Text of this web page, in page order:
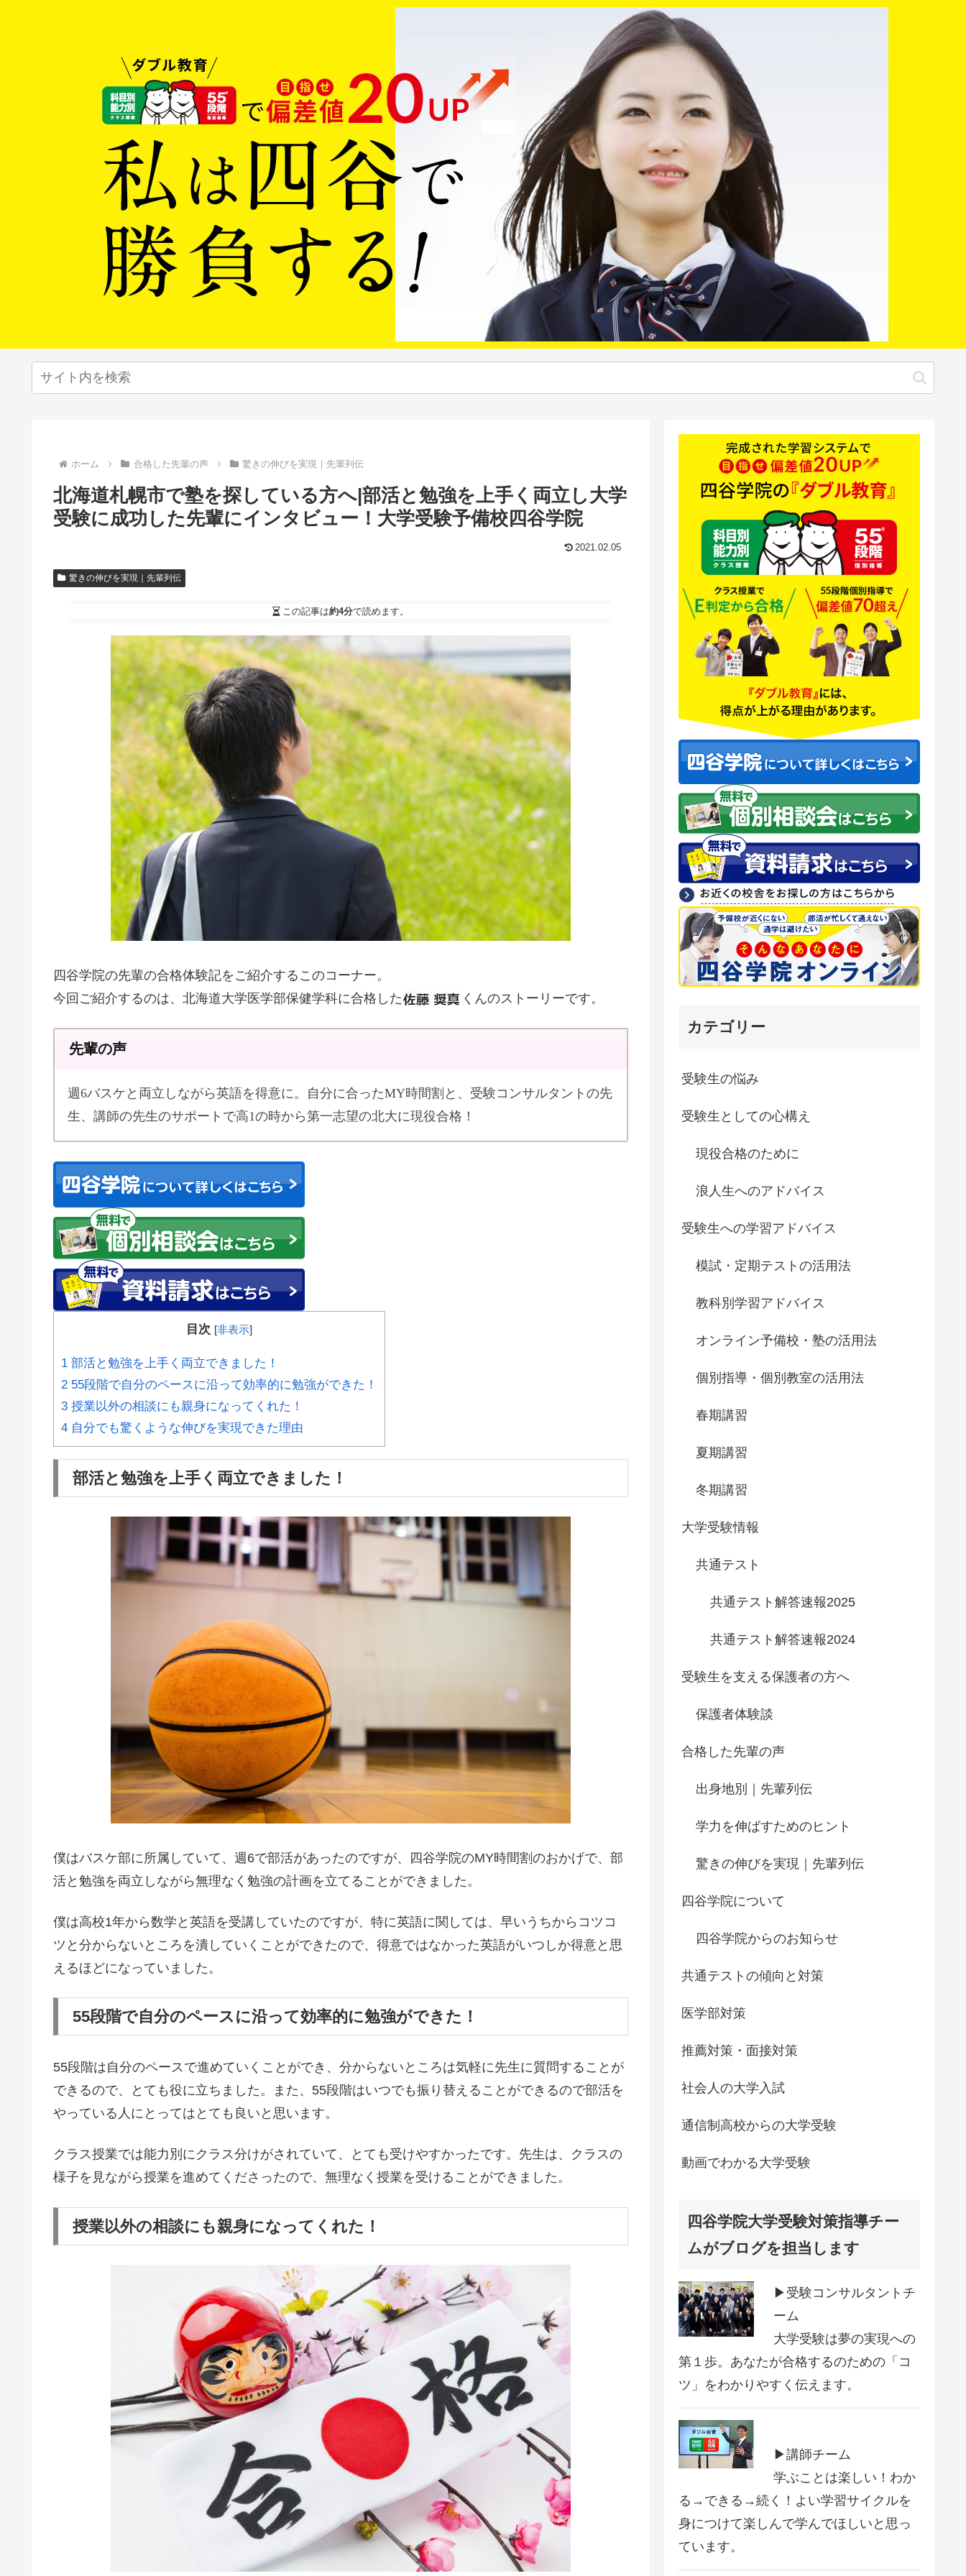
ホーム 合格した先輩の声 驚きの伸びを実現｜先輩列伝
北海道札幌市で塾を探している方へ|部活と勉強を上手く両立し大学
受験に成功した先輩にインタビュー！大学受験予備校四谷学院
2021.02.05
驚きの伸びを実現｜先輩列伝
この記事は約4分で読めます。
四谷学院の先輩の合格体験記をご紹介するこのコーナー。
今回ご紹介するのは、北海道大学医学部保健学科に合格した
くんのストーリーです。
先輩の声
週6バスケと両立しながら英語を得意に。自分に合ったMY時間割と、受験コンサルタントの先
生、講師の先生のサポートで高1の時から第一志望の北大に現役合格！
目次 [非表示]
1 部活と勉強を上手く両立できました！
2 55段階で自分のペースに沿って効率的に勉強ができた！
3 授業以外の相談にも親身になってくれた！
4 自分でも驚くような伸びを実現できた理由
部活と勉強を上手く両立できました！
僕はバスケ部に所属していて、週6で部活があったのですが、四谷学院のMY時間割のおかげで、部
活と勉強を両立しながら無理なく勉強の計画を立てることができました。
僕は高校1年から数学と英語を受講していたのですが、特に英語に関しては、早いうちからコツコ
ツと分からないところを潰していくことができたので、得意ではなかった英語がいつしか得意と思
えるほどになっていました。
55段階で自分のペースに沿って効率的に勉強ができた！
55段階は自分のペースで進めていくことができ、分からないところは気軽に先生に質問することが
できるので、とても役に立ちました。また、55段階はいつでも振り替えることができるので部活を
やっている人にとってはとても良いと思います。
クラス授業では能力別にクラス分けがされていて、とても受けやすかったです。先生は、クラスの
様子を見ながら授業を進めてくださったので、無理なく授業を受けることができました。
授業以外の相談にも親身になってくれた！
カテゴリー
受験生の悩み
受験生としての心構え
現役合格のために
浪人生へのアドバイス
受験生への学習アドバイス
模試・定期テストの活用法
教科別学習アドバイス
オンライン予備校・塾の活用法
個別指導・個別教室の活用法
春期講習
夏期講習
冬期講習
大学受験情報
共通テスト
共通テスト解答速報2025
共通テスト解答速報2024
受験生を支える保護者の方へ
保護者体験談
合格した先輩の声
出身地別｜先輩列伝
学力を伸ばすためのヒント
驚きの伸びを実現｜先輩列伝
四谷学院について
四谷学院からのお知らせ
共通テストの傾向と対策
医学部対策
推薦対策・面接対策
社会人の大学入試
通信制高校からの大学受験
動画でわかる大学受験
四谷学院大学受験対策指導チー
ムがブログを担当します
▶受験コンサルタントチ
ーム
大学受験は夢の実現への
第１歩。あなたが合格するのための「コ
ツ」をわかりやすく伝えます。
▶講師チーム
学ぶことは楽しい！わか
る→できる→続く！よい学習サイクルを
身につけて楽しんで学んでほしいと思っ
ています。